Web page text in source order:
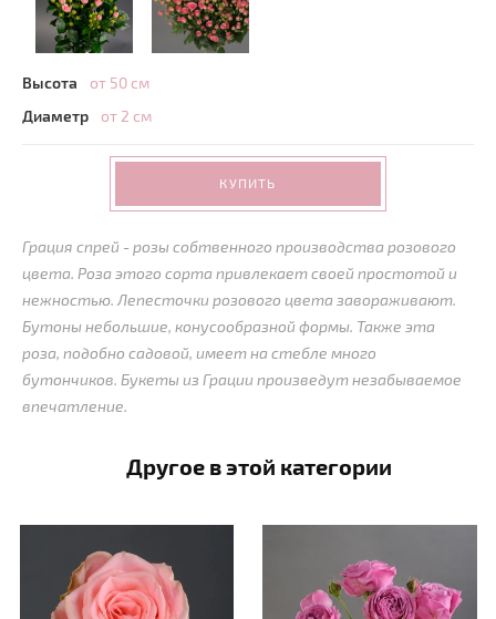
Высота
от 50 см
Диаметр
от 2 см
КУПИТЬ
Грация спрей - розы собтвенного производства розового
цвета. Роза этого сорта привлекает своей простотой и
нежностью. Лепесточки розового цвета завораживают.
Бутоны небольшие, конусообразной формы. Также эта
роза, подобно садовой, имеет на стебле много
бутончиков. Букеты из Грации произведут незабываемое
впечатление.
Другое в этой категории